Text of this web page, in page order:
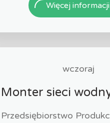
Więcej informacji
wczoraj